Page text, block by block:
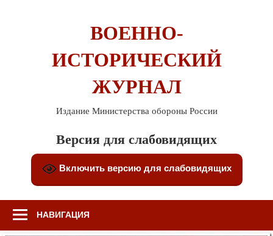
ВОЕННО-
ИСТОРИЧЕСКИЙ
ЖУРНАЛ
Издание Министерства обороны России
Версия для слабовидящих
Включить версию для слабовидящих
НАВИГАЦИЯ